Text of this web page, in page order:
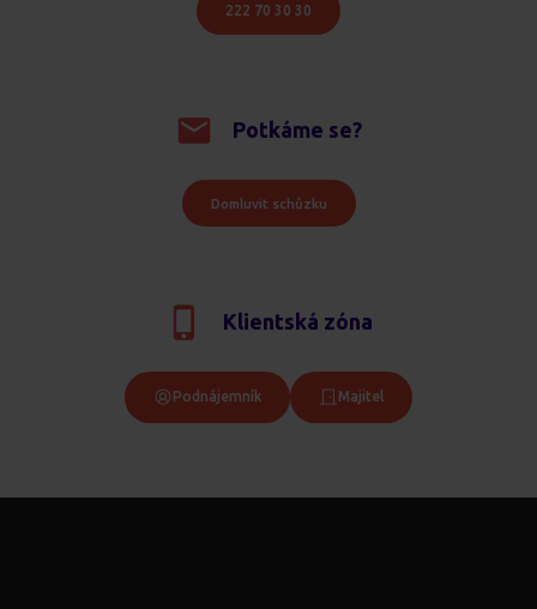
222 70 30 30
Potkáme se?
Domluvit schůzku
Klientská zóna
Podnájemník Majitel